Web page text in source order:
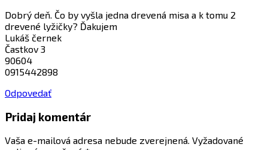
Dobrý deň. Čo by vyšla jedna drevená misa a k tomu 2
drevené lyžičky? Ďakujem
Lukáš černek
Častkov 3
90604
0915442898
Odpovedať
Pridaj komentár
Vaša e-mailová adresa nebude zverejnená. Vyžadované